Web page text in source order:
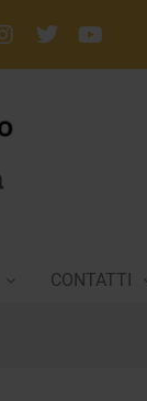
CONTATTI